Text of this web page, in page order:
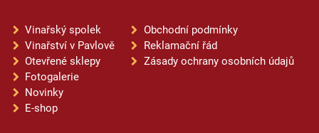
Vinařský spolek
Vinařství v Pavlově
Otevřené sklepy
Fotogalerie
Novinky
E-shop
Obchodní podmínky
Reklamační řád
Zásady ochrany osobních údajů